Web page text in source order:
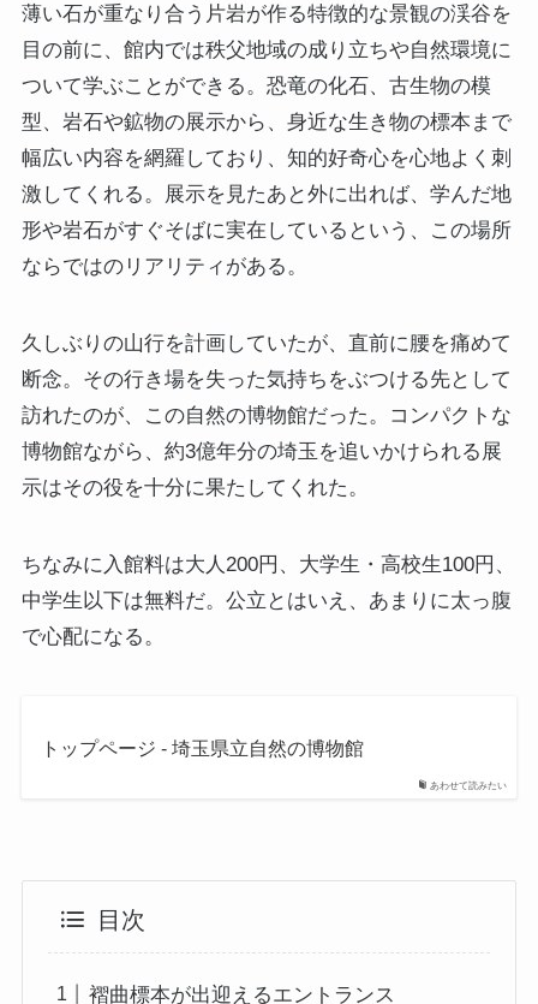
薄い石が重なり合う片岩が作る特徴的な景観の渓谷を
目の前に、館内では秩父地域の成り立ちや自然環境に
ついて学ぶことができる。恐竜の化石、古生物の模
型、岩石や鉱物の展示から、身近な生き物の標本まで
幅広い内容を網羅しており、知的好奇心を心地よく刺
激してくれる。展示を見たあと外に出れば、学んだ地
形や岩石がすぐそばに実在しているという、この場所
ならではのリアリティがある。
久しぶりの山行を計画していたが、直前に腰を痛めて
断念。その行き場を失った気持ちをぶつける先として
訪れたのが、この自然の博物館だった。コンパクトな
博物館ながら、約3億年分の埼玉を追いかけられる展
示はその役を十分に果たしてくれた。
ちなみに入館料は大人200円、大学生・高校生100円、
中学生以下は無料だ。公立とはいえ、あまりに太っ腹
で心配になる。
あわせて読みたい
トップページ - 埼玉県立自然の博物館
目次
褶曲標本が出迎えるエントランス